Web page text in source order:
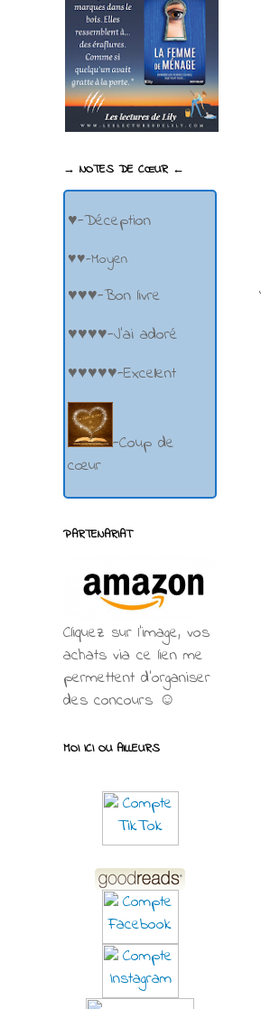
→ NOTES DE CŒUR ←
♥-Déception
♥♥-Moyen
♥♥♥-Bon livre
♥♥♥♥-J'ai adoré
♥♥♥♥♥-Excellent
-Coup de
cœur
PARTENARIAT
Cliquez sur l'image, vos
achats via ce lien me
permettent d’organiser
des concours ☺
MOI ICI OU AILLEURS